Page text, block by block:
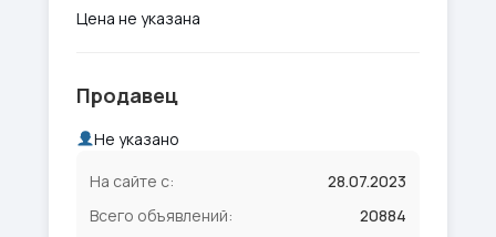
Цена не указана
Продавец
Не указано
На сайте с:
28.07.2023
Всего объявлений:
20884